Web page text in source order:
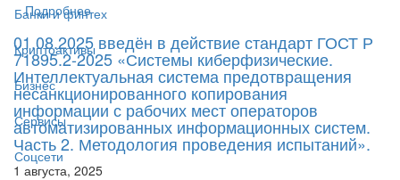
Банки и финтех
Криптоактивы
Бизнес
Сервисы
Соцсети
Подробнее
01.08.2025 введён в действие стандарт ГОСТ Р
71895.2-2025 «Системы киберфизические.
Интеллектуальная система предотвращения
несанкционированного копирования
информации с рабочих мест операторов
автоматизированных информационных систем.
Часть 2. Методология проведения испытаний».
1 августа, 2025